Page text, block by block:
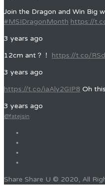
Join the Dragon and Win Big
#MSIDragonMonth https://
3 years ago
12cm ant？！ https://t.co/
3 years ago
https://t.co/iaAly2GIP8 Oh
3 years ago
@fatejsin
Share Share U © 2020, All